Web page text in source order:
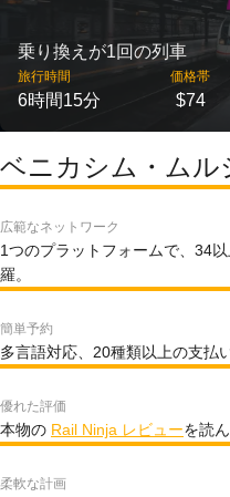
乗り換えが1回の列車
旅行時間
6時間15分
価格帯
$74
ベニカシム・ムル
広範なネットワーク
1つのプラットフォームで、34
羅。
簡単予約
多言語対応、20種類以上の支払
優れた評価
本物の Rail Ninja レビューを読
柔軟な計画